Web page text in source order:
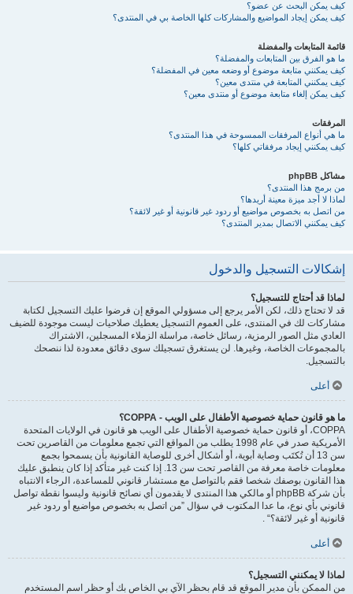
كيف يمكن البحث عن عضو؟
كيف يمكن إيجاد المواضيع والمشاركات كلها الخاصة بي في المنتدى؟
قائمة المتابعات والمفضلة
ما هو الفرق بين المتابعات والمفضلة؟
كيف يمكنني متابعة موضوع أو وضعه معين في المفضلة؟
كيف يمكنني المتابعة في منتدى معين؟
كيف يمكن إلغاء متابعة موضوع أو منتدى معين؟
المرفقات
ما هي أنواع المرفقات الممسوحة في هذا المنتدى؟
كيف يمكنني إيجاد مرفقاتي كلها؟
مشاكل phpBB
من برمج هذا المنتدى؟
لماذا لا أجد ميزة معينة أريدها؟
من اتصل به بخصوص مواضيع أو ردود غير قانونية أو غير لائقة؟
كيف يمكنني الاتصال بمدير المنتدى؟
إشكالات التسجيل والدخول
لماذا قد أحتاج للتسجيل؟
قد لا تحتاج ذلك، لكن الأمر يرجع إلى مسؤولي الموقع إن فرضوا عليك التسجيل لكتابة
مشاركات لك في المنتدى، على العموم التسجيل يعطيك صلاحيات ليست موجودة للضيف
العادي مثل الصور الرمزية، رسائل خاصة، مراسلة الزملاء المسجلين، الاشتراك
بالمجموعات الخاصة، وغيرها. لن يستغرق تسجيلك سوى دقائق معدودة لذا ننصحك
بالتسجيل.
أعلى
ما هو قانون حماية خصوصية الأطفال على الويب - COPPA؟
COPPA، أو قانون حماية خصوصية الأطفال على الويب هو قانون في الولايات المتحدة
الأمريكية صدر في عام 1998 يطلب من المواقع التي تجمع معلومات من القاصرين تحت
سن 13 أن تُكتَب وصاية أبوية، أو أشكال أخرى للوصاية القانونية بأن يسمحوا بجمع
معلومات خاصة معرفة من القاصر تحت سن 13. إذا كنت غير متأكد إذا كان ينطبق عليك
هذا القانون بوصفك شخصا فقم بالتواصل مع مستشار قانوني للمساعدة، الرجاء الانتباه
بأن شركة phpBB أو مالكي هذا المنتدى لا يقدمون أي نصائح قانونية وليسوا نقطة تواصل
قانوني بأي نوع، ما عدا المكتوب في سؤال ”من اتصل به بخصوص مواضيع أو ردود غير
قانونية أو غير لائقة؟“ .
أعلى
لماذا لا يمكنني التسجيل؟
من الممكن بأن مدير الموقع قد قام بحظر الآي بي الخاص بك أو حظر اسم المستخدم